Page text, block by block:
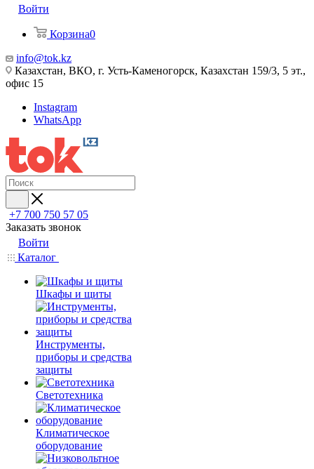
Войти
Корзина0
info@tok.kz
Казахстан, ВКО, г. Усть-Каменогорск, Казахстан 159/3, 5 эт.,
офис 15
Instagram
WhatsApp
+7 700 750 57 05
Заказать звонок
Войти
Каталог
Шкафы и щиты
Инструменты,
приборы и средства
защиты
Светотехника
Климатическое
оборудование